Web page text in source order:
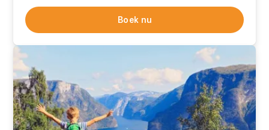
Boek nu